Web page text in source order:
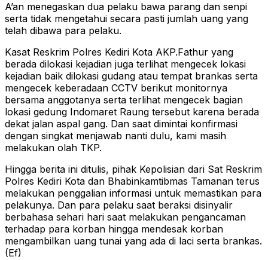
A’an menegaskan dua pelaku bawa parang dan senpi
serta tidak mengetahui secara pasti jumlah uang yang
telah dibawa para pelaku.
Kasat Reskrim Polres Kediri Kota AKP.Fathur yang
berada dilokasi kejadian juga terlihat mengecek lokasi
kejadian baik dilokasi gudang atau tempat brankas serta
mengecek keberadaan CCTV berikut monitornya
bersama anggotanya serta terlihat mengecek bagian
lokasi gedung Indomaret Raung tersebut karena berada
dekat jalan aspal gang. Dan saat dimintai konfirmasi
dengan singkat menjawab nanti dulu, kami masih
melakukan olah TKP.
Hingga berita ini ditulis, pihak Kepolisian dari Sat Reskrim
Polres Kediri Kota dan Bhabinkamtibmas Tamanan terus
melakukan penggalian informasi untuk memastikan para
pelakunya. Dan para pelaku saat beraksi disinyalir
berbahasa sehari hari saat melakukan pengancaman
terhadap para korban hingga mendesak korban
mengambilkan uang tunai yang ada di laci serta brankas.
(Ef)